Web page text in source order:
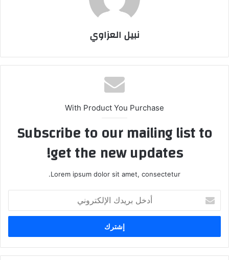
نبيل العزاوي
With Product You Purchase
Subscribe to our mailing list to
get the new updates!
Lorem ipsum dolor sit amet, consectetur.
بريدك
الإلكتروني